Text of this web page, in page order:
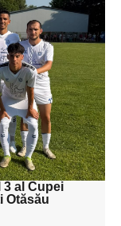
pentru
3 al Cupei
Otăsău